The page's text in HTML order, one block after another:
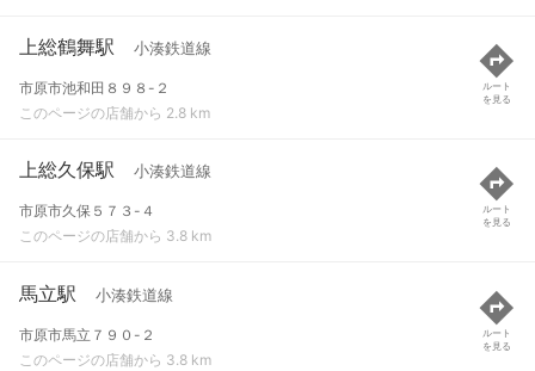
上総鶴舞駅 小湊鉄道線
市原市池和田８９８-２
このページの店舗から 2.8 km
ルート
を見る
上総久保駅 小湊鉄道線
市原市久保５７３-４
このページの店舗から 3.8 km
ルート
を見る
馬立駅 小湊鉄道線
市原市馬立７９０-２
このページの店舗から 3.8 km
ルート
を見る